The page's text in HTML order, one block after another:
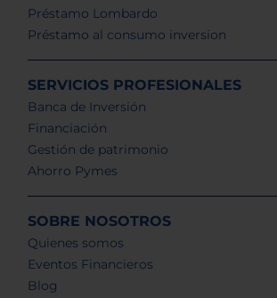
Préstamo Lombardo
Préstamo al consumo inversion
SERVICIOS PROFESIONALES
Banca de Inversión
Financiación
Gestión de patrimonio
Ahorro Pymes
SOBRE NOSOTROS
Quienes somos
Eventos Financieros
Blog